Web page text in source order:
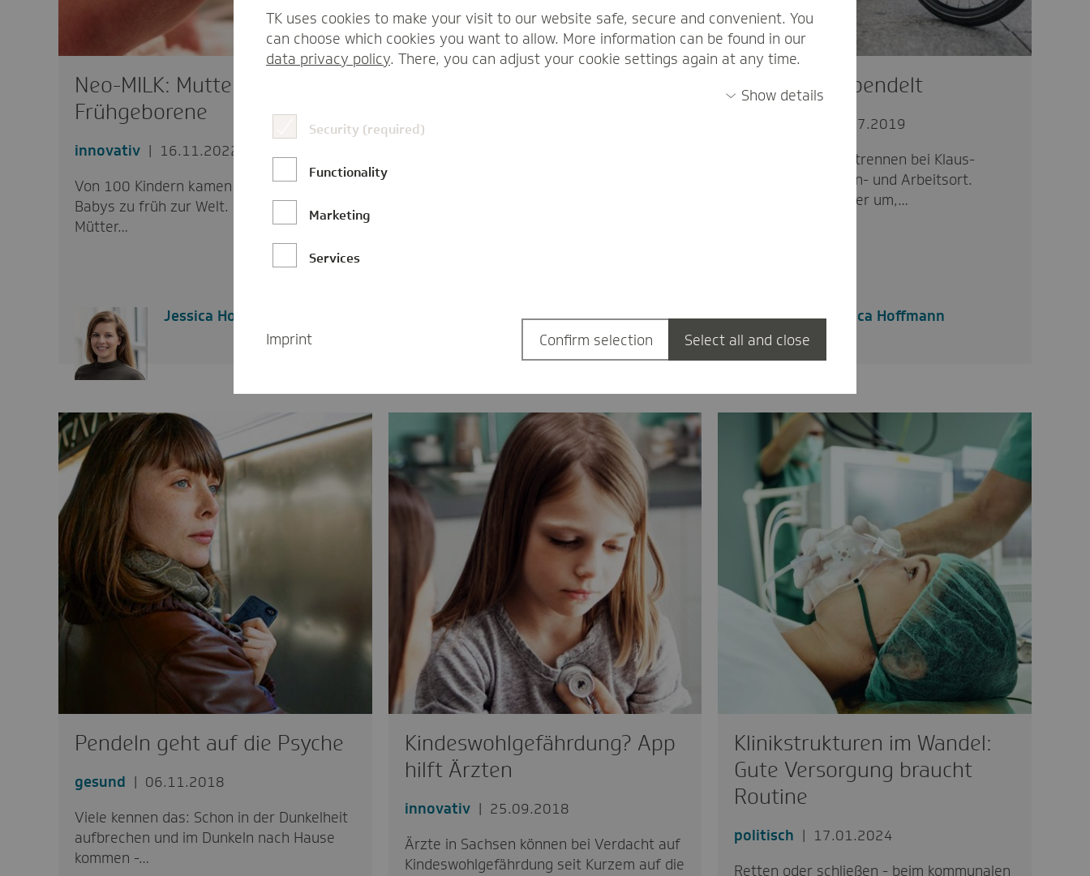
Neo-MILK: Muttermilch für
Frühgeborene
innovativ
16.11.2022
Von 100 Kindern kamen 2021 sechs
Babys zu früh zur Welt. Oft können die
Mütter…
Jessica Hoffmann
würde jeder sie kaufen
Jessica Hoffmann
Herr Nowas pendelt
10.07.2019
Fast 60 Kilometer trennen bei Klaus-
Dieter Nowas Wohn- und Arbeitsort.
Schon lange setzt er um,…
Jessica Hoffmann
Pendeln geht auf die Psyche
gesund
06.11.2018
Viele kennen das: Schon in der Dunkelheit
aufbrechen und im Dunkeln nach Hause
kommen -…
Kindeswohlgefährdung? App
hilft Ärzten
innovativ
25.09.2018
Ärzte in Sachsen können bei Verdacht auf
Kindeswohlgefährdung seit Kurzem auf die
Klinikstrukturen im Wandel:
Gute Versorgung braucht
Routine
politisch
17.01.2024
Retten oder schließen - beim kommunalen
TK uses cookies to make your visit to our website safe, secure and convenient. You
can choose which cookies you want to allow. More information can be found in our
data privacy policy. There, you can adjust your cookie settings again at any time.
Show details
Security (required)
Functionality
Marketing
Services
Imprint Confirm selection Select all and close